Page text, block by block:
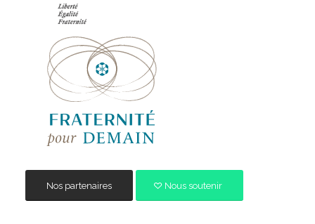
Nos partenaires Nous soutenir